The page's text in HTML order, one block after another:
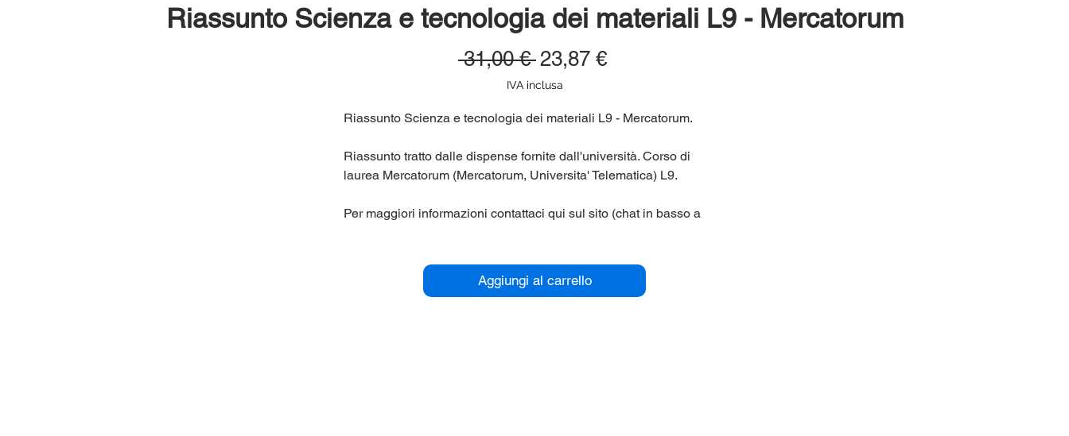
Riassunto Scienza e tecnologia dei materiali L9 - Mercatorum
31,00 € Prezzo
regolare
23,87 €Prezzo
IVA inclusa
Riassunto Scienza e tecnologia dei materiali L9 - Mercatorum.
Riassunto tratto dalle dispense fornite dall'università. Corso di
laurea Mercatorum (Mercatorum, Universita' Telematica) L9.
Per maggiori informazioni contattaci qui sul sito (chat in basso a
Aggiungi al carrello